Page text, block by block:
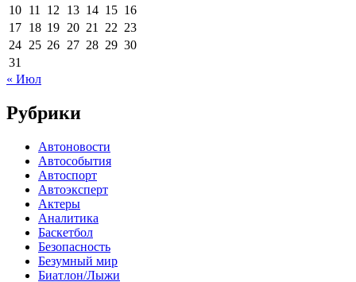
10 11 12 13 14 15 16
17 18 19 20 21 22 23
24 25 26 27 28 29 30
31
« Июл
Рубрики
Автоновости
Автособытия
Автоспорт
Автоэксперт
Актеры
Аналитика
Баскетбол
Безопасность
Безумный мир
Биатлон/Лыжи